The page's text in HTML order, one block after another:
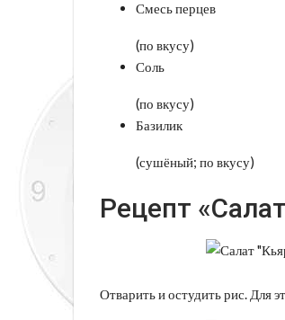
Смесь перцев
(по вкусу)
Соль
(по вкусу)
Базилик
(сушёный; по вкусу)
Рецепт
Отварить и остудить рис. Для